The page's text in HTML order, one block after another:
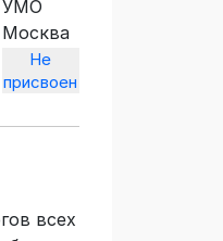
УМО
Москва
Не
присвоен
всех